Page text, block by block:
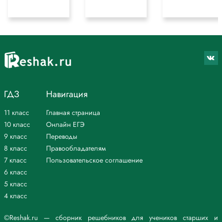
©Reshak.ru — сборник решебников для учеников старших и
ГДЗ
11 класс
10 класс
9 класс
8 класс
7 класс
6 класс
5 класс
4 класс
Навигация
Главная страница
Онлайн ЕГЭ
Переводы
Правообладателям
Пользовательское соглашение